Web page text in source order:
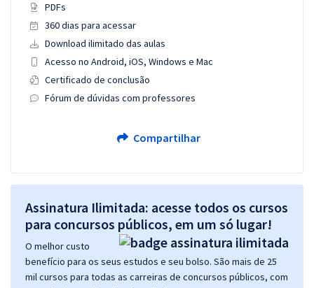
PDFs
360 dias para acessar
Download ilimitado das aulas
Acesso no Android, iOS, Windows e Mac
Certificado de conclusão
Fórum de dúvidas com professores
Compartilhar
Assinatura Ilimitada: acesse todos os cursos
para concursos públicos, em um só lugar!
O melhor custo
benefício para os seus estudos e seu bolso. São mais de 25
mil cursos para todas as carreiras de concursos públicos, com